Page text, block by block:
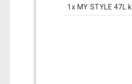
1x MY STYLE 47L